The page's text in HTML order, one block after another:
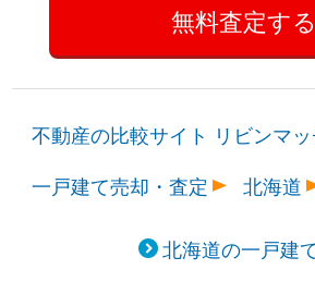
不動産の比較サイト リビンマ
一戸建て売却・査定
北海道
北海道の一戸建